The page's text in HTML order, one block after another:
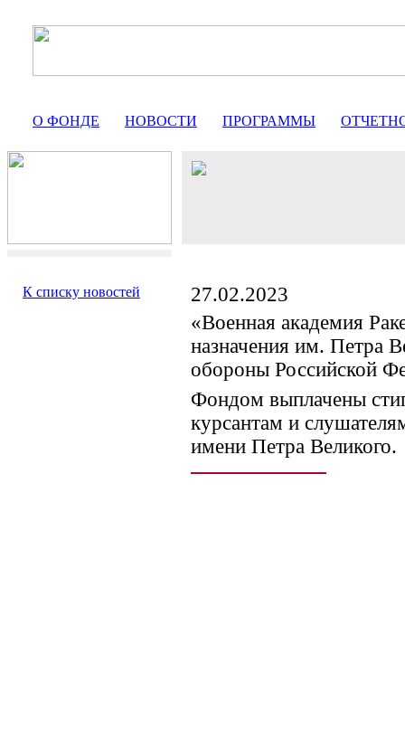
О ФОНДЕ НОВОСТИ ПРОГРАММЫ
К списку новостей
27.02.2023
«Военная академия
назначения им. Петра
обороны Российской
Фондом выплачены
курсантам и
имени Петра Великого.